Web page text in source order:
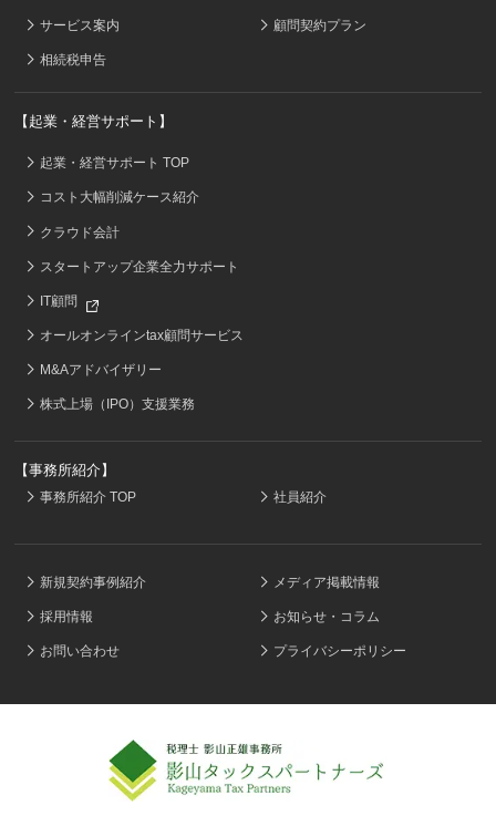
サービス案内 顧問契約プラン
相続税申告
【起業・経営サポート】
起業・経営サポート TOP
コスト大幅削減ケース紹介
クラウド会計
スタートアップ企業全力サポート
IT顧問
オールオンラインtax顧問サービス
M&Aアドバイザリー
株式上場（IPO）支援業務
【事務所紹介】
事務所紹介 TOP 社員紹介
新規契約事例紹介 メディア掲載情報
採用情報 お知らせ・コラム
お問い合わせ プライバシーポリシー